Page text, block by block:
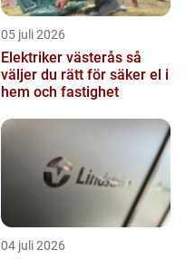
05 juli 2026
Elektriker västerås så
väljer du rätt för säker el i
hem och fastighet
04 juli 2026